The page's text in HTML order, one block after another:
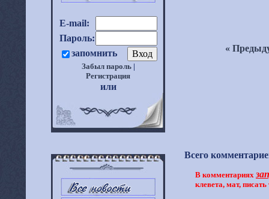
E-mail:
Пароль:
запомнить
Забыл пароль|
Регистрация
или
«
Всего
В комментариях
клевета, мат, писать